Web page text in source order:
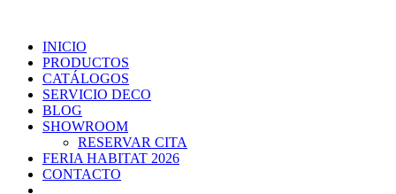
INICIO
PRODUCTOS
CATÁLOGOS
SERVICIO DECO
BLOG
SHOWROOM
RESERVAR CITA
FERIA HABITAT 2026
CONTACTO